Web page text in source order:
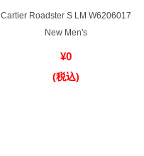
Cartier Roadster S LM W6206017
New Men's
¥0
(税込)